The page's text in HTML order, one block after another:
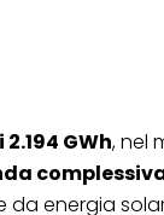
GWh, nel
da energia